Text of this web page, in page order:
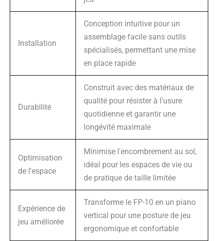
Installation
Conception intuitive pour un
assemblage facile sans outils
spécialisés, permettant une mise
en place rapide
Durabilité
Construit avec des matériaux de
qualité pour résister à l'usure
quotidienne et garantir une
longévité maximale
Optimisation
de l'espace
Minimise l'encombrement au sol,
idéal pour les espaces de vie ou
de pratique de taille limitée
Expérience de
jeu améliorée
Transforme le FP-10 en un piano
vertical pour une posture de jeu
ergonomique et confortable